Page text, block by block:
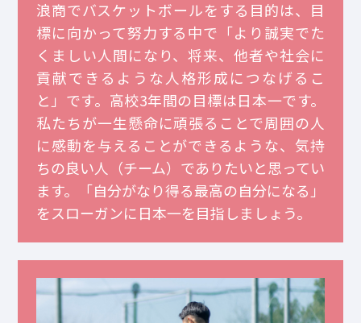
浪商でバスケットボールをする目的は、目
標に向かって努力する中で「より誠実でた
くましい人間になり、将来、他者や社会に
貢献できるような人格形成につなげるこ
と」です。高校3年間の目標は日本一です。
私たちが一生懸命に頑張ることで周囲の人
に感動を与えることができるような、気持
ちの良い人（チーム）でありたいと思ってい
ます。「自分がなり得る最高の自分になる」
をスローガンに日本一を目指しましょう。